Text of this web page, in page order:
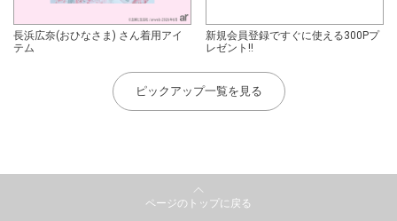
長浜広奈(おひなさま) さん着用アイ
テム
新規会員登録ですぐに使える300Pプ
レゼント!!
ピックアップ一覧を見る
ページのトップに戻る